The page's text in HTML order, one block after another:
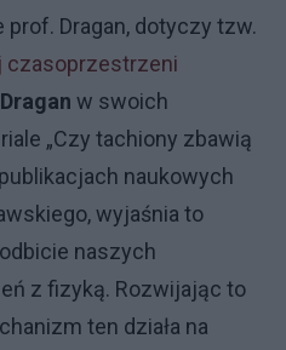
Dragan, dotyczy tzw.
czasoprzestrzeni
w swoich
„Czy tachiony zbawią
naukowych
wyjaśnia to
naszych
z fizyką. Rozwijając to
ten działa na